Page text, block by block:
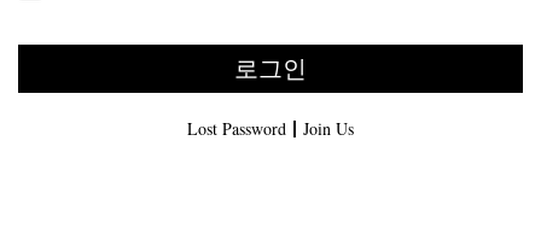
Lost Password Join Us